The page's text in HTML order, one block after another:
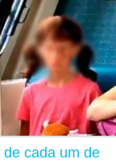
cada um de